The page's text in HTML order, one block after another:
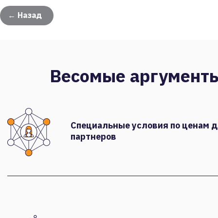
← Назад
Весомые
Специальные условия по ценам
партнеров